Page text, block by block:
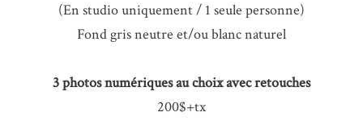
(En studio uniquement / 1 seule personne)
Fond gris neutre et/ou blanc naturel
3 photos numériques au choix avec retouches
200$+tx